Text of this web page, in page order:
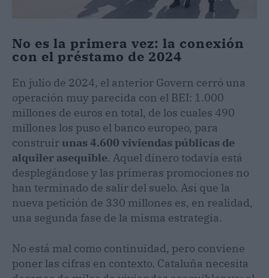
No es la primera vez: la conexión
con el préstamo de 2024
En julio de 2024, el anterior Govern cerró una
operación muy parecida con el BEI: 1.000
millones de euros en total, de los cuales 490
millones los puso el banco europeo, para
construirunas 4.600 viviendas públicas de
alquiler asequible. Aquel dinero todavía está
desplegándose y las primeras promociones no
han terminado de salir del suelo. Así que la
nueva petición de 330 millones es, en realidad,
una segunda fase de la misma estrategia.
No está mal como continuidad, pero conviene
poner las cifras en contexto. Cataluña necesita